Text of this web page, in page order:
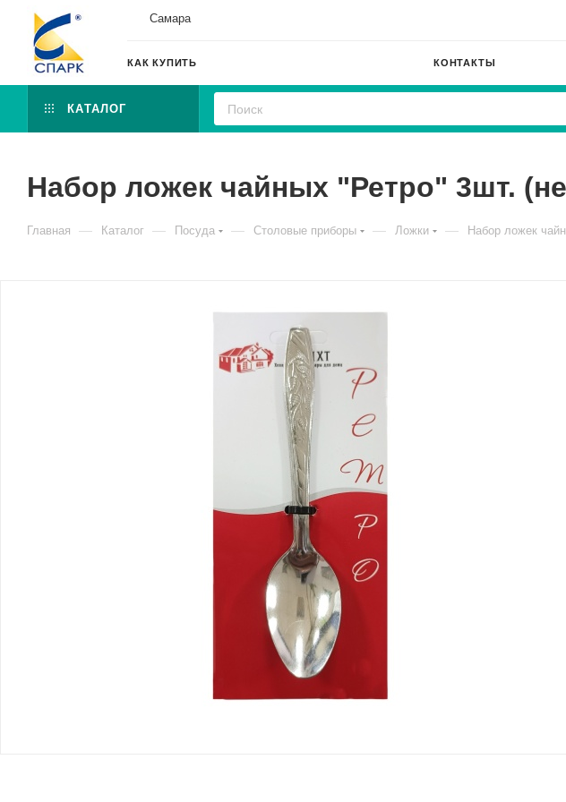
Самара
КАК КУПИТЬ КОНТАКТЫ
КАТАЛОГ
Набор ложек чайных "Ретро" 3шт.
Главная — Каталог — Посуда — Столовые приборы — Ложки — Набор ложек